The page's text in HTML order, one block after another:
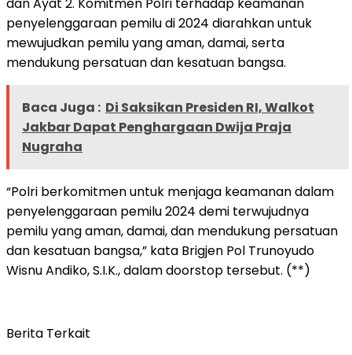
penyelenggaraan pemilu di 2024 diarahkan untuk
mewujudkan pemilu yang aman, damai, serta
mendukung persatuan dan kesatuan bangsa.
Baca Juga : Di Saksikan Presiden RI, Walkot
Jakbar Dapat Penghargaan Dwija Praja
Nugraha
“Polri berkomitmen untuk menjaga keamanan dalam
penyelenggaraan pemilu 2024 demi terwujudnya
pemilu yang aman, damai, dan mendukung persatuan
dan kesatuan bangsa,” kata Brigjen Pol Trunoyudo
Wisnu Andiko, S.I.K., dalam doorstop tersebut. (**)
Berita Terkait